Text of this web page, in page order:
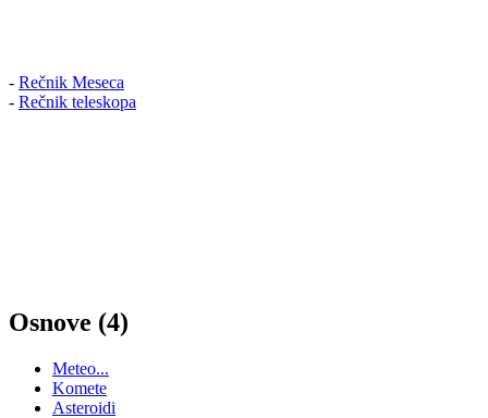
- Rečnik Meseca
- Rečnik teleskopa
Osnove (4)
Meteo...
Komete
Asteroidi